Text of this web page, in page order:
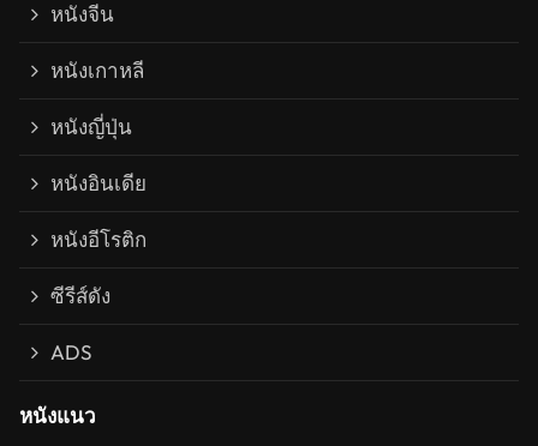
หนังจีน
หนังเกาหลี
หนังญี่ปุ่น
หนังอินเดีย
หนังอีโรติก
ซีรีส์ดัง
ADS
หนังแนว